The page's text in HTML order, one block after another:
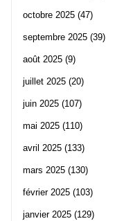
octobre 2025 (47)
septembre 2025 (39)
août 2025 (9)
juillet 2025 (20)
juin 2025 (107)
mai 2025 (110)
avril 2025 (133)
mars 2025 (130)
février 2025 (103)
janvier 2025 (129)